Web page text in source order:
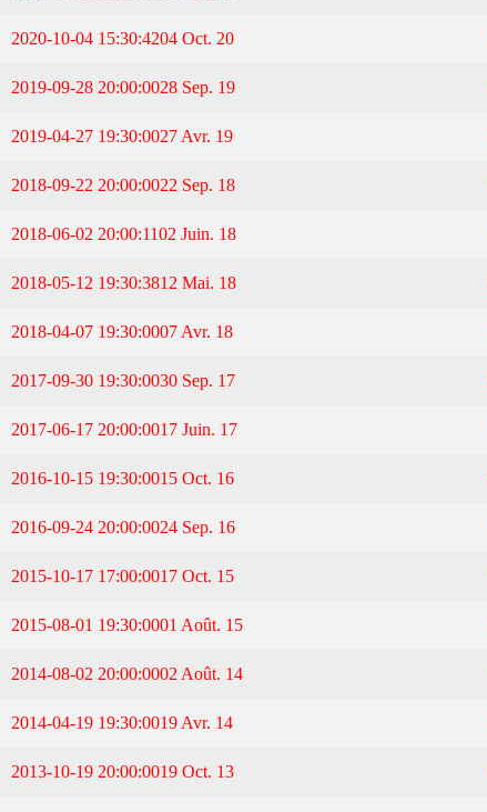
2020-10-04 15:30:4204 Oct. 20
2019-09-28 20:00:0028 Sep. 19
2019-04-27 19:30:0027 Avr. 19
2018-09-22 20:00:0022 Sep. 18
2018-06-02 20:00:1102 Juin. 18
2018-05-12 19:30:3812 Mai. 18
2018-04-07 19:30:0007 Avr. 18
2017-09-30 19:30:0030 Sep. 17
2017-06-17 20:00:0017 Juin. 17
2016-10-15 19:30:0015 Oct. 16
2016-09-24 20:00:0024 Sep. 16
2015-10-17 17:00:0017 Oct. 15
2015-08-01 19:30:0001 Août. 15
2014-08-02 20:00:0002 Août. 14
2014-04-19 19:30:0019 Avr. 14
2013-10-19 20:00:0019 Oct. 13